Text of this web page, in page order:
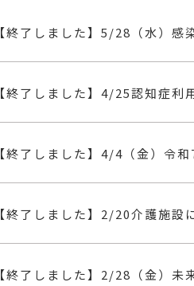
【終了しました】5/28（水）感
【終了しました】4/25認知症利
【終了しました】4/4（金）令
【終了しました】2/20介護施
【終了しました】2/28（金）未